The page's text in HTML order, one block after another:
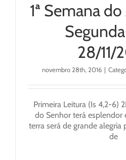
1ª Semana
28/11/
novembro 28th, 2016 |
Primeira Leitura (Is 4,2-6)
do Senhor terá esplendor
terra será de grande alegria
de